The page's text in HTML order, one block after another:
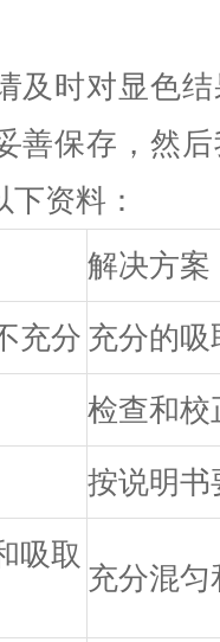
及时对显色
善保存，然
资料：
解决方案
充分 充分的
检查和校
按说明书
吸取
充分混